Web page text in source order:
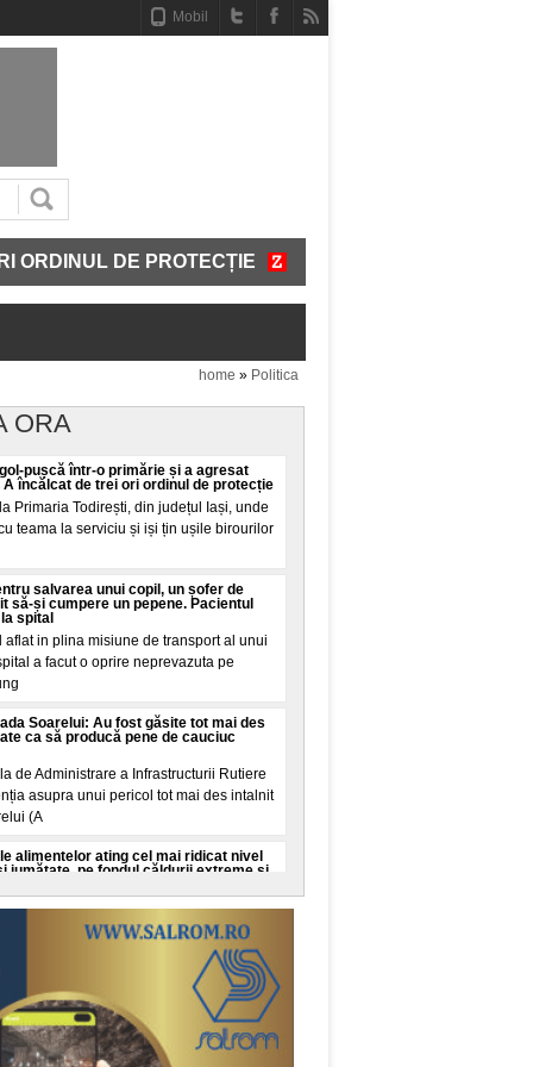
Mobil
DE PROTECȚIE AFLAT ÎN MISIUNE PENTRU
home » Politica
ORA
pușcă într-o primărie și a agresat
A încălcat de trei ori ordinul de protecție
Primaria Todirești, din județul Iași, unde
teama la serviciu și iși țin ușile birourilor
salvarea unui copil, un șofer de
să-și cumpere un pepene. Pacientul
spital
aflat in plina misiune de transport al unui
a facut o oprire neprevazuta pe
Soarelui: Au fost găsite tot mai des
ca să producă pene de cauciuc
de Administrare a Infrastructurii Rutiere
asupra unui pericol tot mai des intalnit
(A
alimentelor ating cel mai ridicat nivel
jumătate, pe fondul căldurii extreme și
vremea afecteaza producția de grau, in
Ucraina și Iran influențeaza exporturile
Inteligența artificială a creat
complet noi care ar putea duce la
Statele Unite au folosit pentru prima
pentru a crea virusuri necunoscute